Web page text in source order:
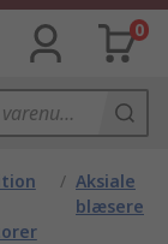
0
/ Aksiale
blæsere